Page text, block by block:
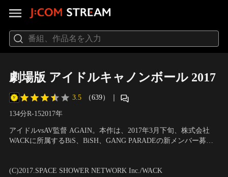
劇場版 アイドルキャノンボール 2017
3.5 （639） ｜
134分R-152017年
アイドルvsAV監督 AGAIN。本作は、2017年3月下旬、株式会社
WACKに所属するBiS、BiSH、GANG PARADEの新メンバー募集
ーはもちろん、オーディション参加者、街角やSNSでゲットした
(C)2017.SPACE SHOWER NETWORK Inc./WACK